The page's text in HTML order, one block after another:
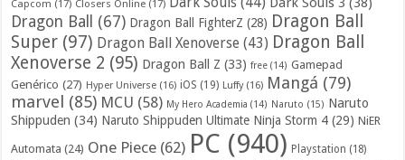
Capcom (17) Closers Online (17)
Dragon Ball (67) Dragon Ball FighterZ (28) Dragon Ball
Super (97) Dragon Ball Xenoverse (43) Dragon Ball
Xenoverse 2 (95) Dragon Ball Z (33) free (14) Gamepad
Genérico (27) Hyper Universe (16) iOS (19) Luffy(16) Mangá (79)
marvel (85) MCU (58) My Hero Academia (14) Naruto (15) Naruto
Shippuden (34) Naruto Shippuden Ultimate Ninja Storm 4 (29) NiER
Automata (24) One Piece (62) PC (940) Playstation (18)